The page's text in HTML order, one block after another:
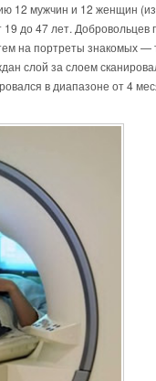
12 мужчин и 12 женщин
до 47 лет. Добровольцев
на портреты знакомых —
слой за слоем
в диапазоне от 4